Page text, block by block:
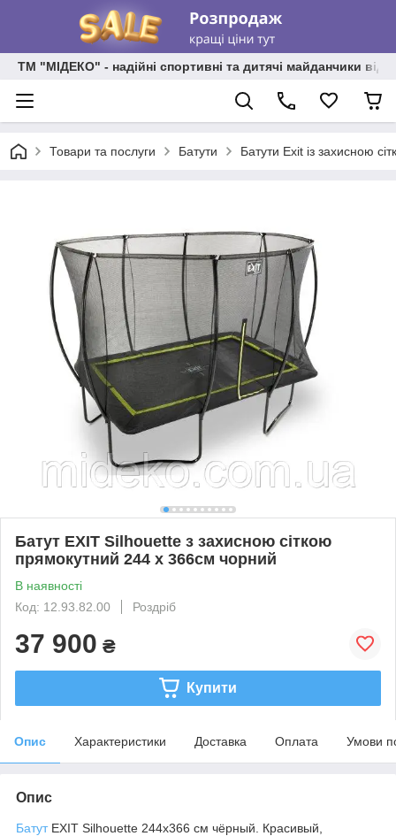
ТМ "МІДЕКО" - надійні спортивні та дитячі майданчики від
Товари та послуги Батути Батути Exit із захисною
Батут EXIT Silhouette з захисною сіткою
прямокутний 244 x 366см чорний
В наявності
Код: 12.93.82.00
Роздріб
37 900 ₴
Купити
Опис Характеристики Доставка Оплата Умови
Опис
БатутEXIT Silhouette 244x366 см чёрный. Красивый,